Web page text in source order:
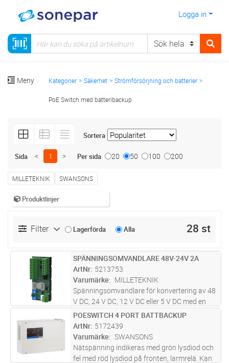
Logga in
Meny Kategorier Säkerhet Strömförsörjning och batterier
PoE Switch med batteribackup
Sortera
Sida < 1 > Per sida 20 50 100 200
MILLETEKNIK SWANSONS
Produktlinjer
Filter Lagerförda Alla 28 st
ST Lägg i kundvagn
SPÄNNINGSOMVANDLARE 48V-24V 2A
ArtNr 5213753
Varumärke
MILLETEKNIK
Spänningsomvandlare för konvertering av 48
V DC, 24 V DC, 12 V DC eller 5 V DC med en
maxeffekt på 60 W eller 6 A. Undantag gäller
för konvertering 48 V till 24 V, där kontinuerlig
utgångsström är 2...läs mer
ST Lägg i kundvagn
POESWITCH 4 PORT BATTBACKUP
ArtNr 5172439
Varumärke
SWANSONS
Nätspänning indikeras med grön lysdiod och
fel med röd lysdiod på fronten, larmrelä. Kan